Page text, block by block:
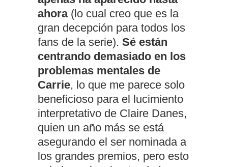
ahora (lo cual creo que es la
gran decepción para todos los
fans de la serie). Sé están
centrando demasiado en los
problemas mentales de
Carrie, lo que me parece solo
beneficioso para el lucimiento
interpretativo de Claire Danes,
quien un año más se está
asegurando el ser nominada a
los grandes premios, pero esto